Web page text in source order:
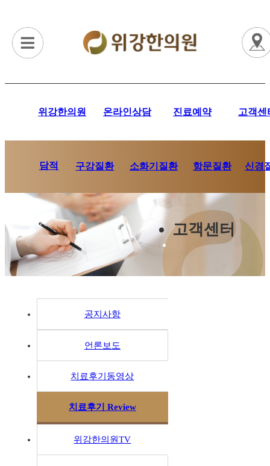
위강한의원 온라인상담 진료예약 고객센
담적 구강질환 소화기질환 항문질환 신경
고객센터
공지사항
언론보도
치료후기동영상
치료후기 Review
위강한의원TV